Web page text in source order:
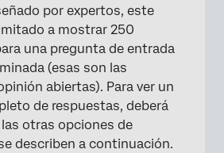
por expertos, este
a mostrar 250
una pregunta de entrada
(esas son las
abiertas). Para ver un
de respuestas, deberá
otras opciones de
describen a continuación.